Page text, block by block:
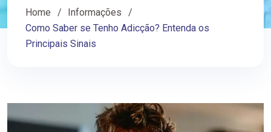
Home
Informações
Como Saber se Tenho Adicção? Entenda os
Principais Sinais